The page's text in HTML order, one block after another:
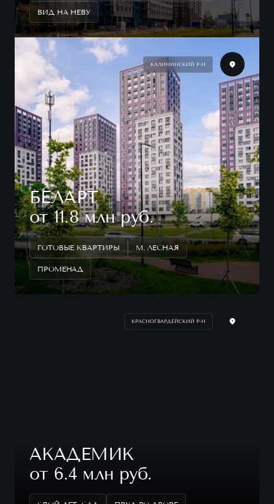
ВИД НА НЕВУ
КАЛИНИНСКИЙ Р-Н
БЕЛАРТ
от 11.8 млн руб.
ГОТОВЫЕ КВАРТИРЫ М. ЛЕСНАЯ
ПРОМЕНАД
КРАСНОГВАРДЕЙСКИЙ Р-Н
АКАДЕМИК
от 6.4 млн руб.